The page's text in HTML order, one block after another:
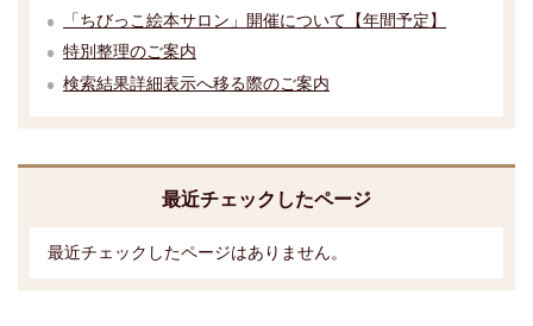
「ちびっこ絵本サロン」開催について【年間予定】
特別整理のご案内
検索結果詳細表示へ移る際のご案内
最近チェックしたページ
最近チェックしたページはありません。